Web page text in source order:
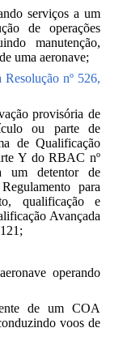
serviços a um
de operações
manutenção,
uma aeronave;
Resolução nº 526,
provisória de
ou parte de
de Qualificação
Y do RBAC nº
um detentor de
para
qualificação e
Avançada
operando
de um COA
voos de